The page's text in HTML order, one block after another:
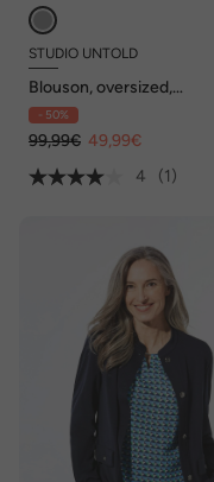
STUDIO UNTOLD
Blouson, oversized,
glänzende Qualität
- 50%
99,99€ 49,99€
4
(1)